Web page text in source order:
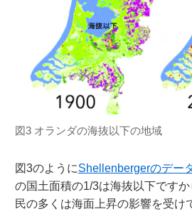
図3 オランダの海抜以下の地域
図3のようにShellenbergerのデー
の国土面積の1/3は海抜以下です
民の多くは海面上昇の影響を受け